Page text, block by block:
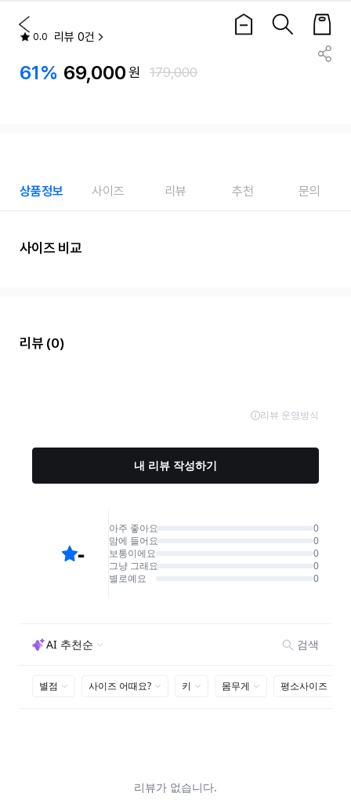
0.0 리뷰 0건
61% 69,000원 179,000
상품정보 사이즈 리뷰 추천 문의
사이즈 비교
리뷰 (0)